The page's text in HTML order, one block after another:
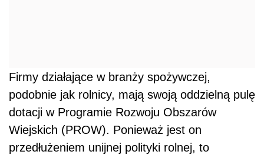
Firmy działające w branży spożywczej,
podobnie jak rolnicy, mają swoją oddzielną pulę
dotacji w Programie Rozwoju Obszarów
Wiejskich (PROW). Ponieważ jest on
przedłużeniem unijnej polityki rolnej, to